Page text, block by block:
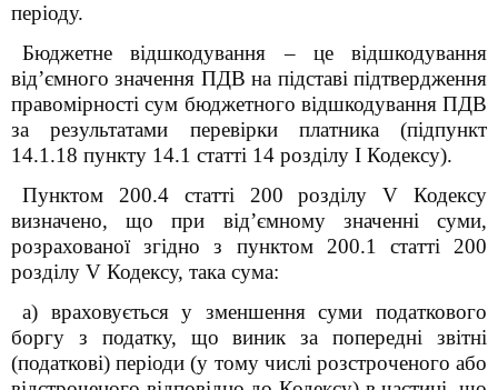
періоду.
Бюджетне відшкодування – це відшкодування
від’ємного значення ПДВ на підставі підтвердження
правомірності сум бюджетного відшкодування ПДВ
за результатами перевірки платника (підпункт
14.1.18 пункту 14.1 статті 14 розділу I Кодексу).
Пунктом 200.4 статті 200розділу V Кодексу
визначено, що при від’ємному значенні суми,
розрахованої згідно з пунктом 200.1 статті 200
розділу V Кодексу, така сума:
а) враховується у зменшення суми податкового
боргу з податку, що виник за попередні звітні
(податкові) періоди (у тому числі розстроченого або